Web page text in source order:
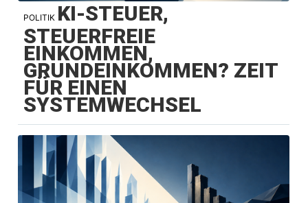
POLITIK KI-STEUER,
STEUERFREIE
EINKOMMEN,
GRUNDEINKOMMEN? ZEIT
FÜR EINEN
SYSTEMWECHSEL